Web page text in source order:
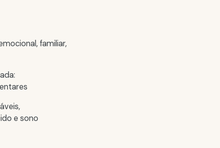
familiar,
e sono